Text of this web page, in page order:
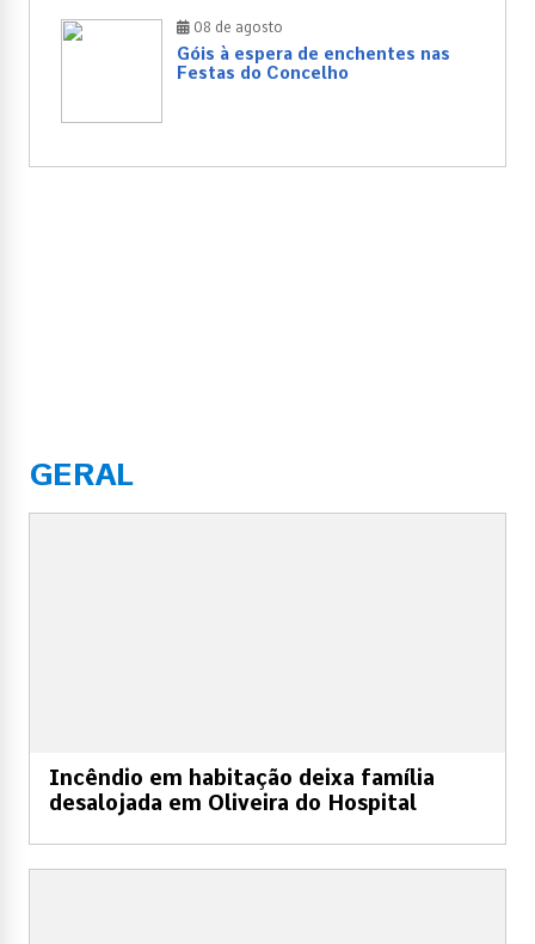
08 de agosto
Góis à espera de enchentes nas
Festas do Concelho
GERAL
Incêndio em habitação deixa família
desalojada em Oliveira do Hospital